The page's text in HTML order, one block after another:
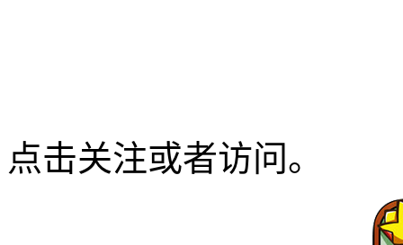
点击关注或者访问。